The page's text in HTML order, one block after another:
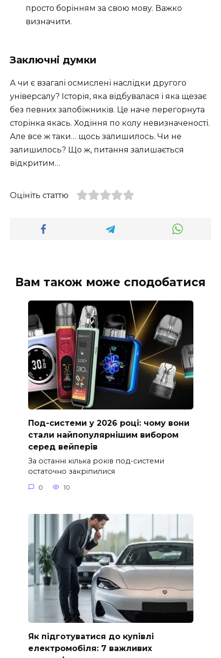
просто борінням за свою мову. Важко
визначити.
Заключні думки
А чи є взагалі осмислені наслідки другого
універсалу? Історія, яка відбувалася і яка щезає
без певних запобіжників. Це наче перегорнута
сторінка якась. Ходіння по колу невизначеності.
Але все ж таки… щось залишилось. Чи не
залишилось? Що ж, питання залишається
відкритим…
Оцініть статтю
Вам також може сподобатися
Под-системи у 2026 році: чому вони
стали найпопулярнішим вибором
серед вейперів
За останні кілька років под-системи
остаточно закріпилися
0 10
Як підготуватися до купівлі
електромобіля: 7 важливих